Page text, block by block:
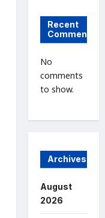
Recent
Comments
No
comments
to show.
Archives
August
2026